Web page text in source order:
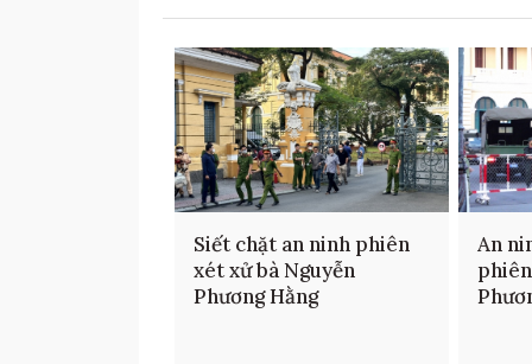
Siết chặt an ninh phiên
xét xử bà Nguyễn
Phương Hằng
An